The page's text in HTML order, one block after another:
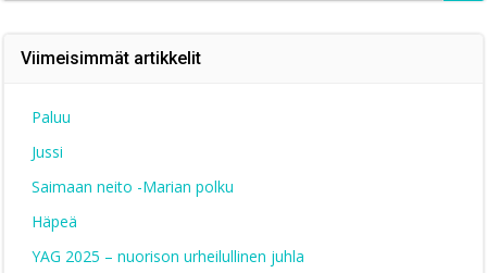
Viimeisimmät artikkelit
Paluu
Jussi
Saimaan neito -Marian polku
Häpeä
YAG 2025 – nuorison urheilullinen juhla